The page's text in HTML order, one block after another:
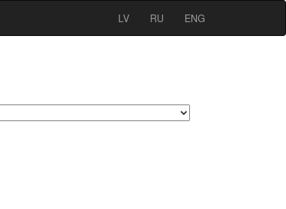
LV RU ENG